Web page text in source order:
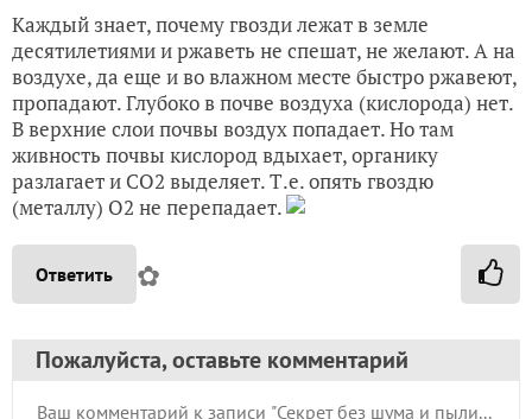
Каждый знает, почему гвозди лежат в земле
десятилетиями и ржаветь не спешат, не желают. А на
воздухе, да еще и во влажном месте быстро ржавеют,
пропадают. Глубоко в почве воздуха (кислорода) нет.
В верхние слои почвы воздух попадает. Но там
живность почвы кислород вдыхает, органику
разлагает и СО2 выделяет. Т.е. опять гвоздю
(металлу) О2 не перепадает.
Ответить ✿
Пожалуйста, оставьте комментарий